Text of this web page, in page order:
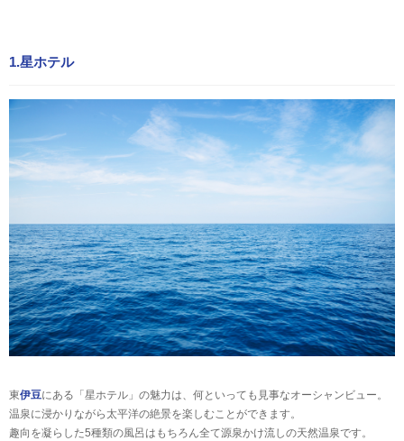
1.星ホテル
東伊豆にある「星ホテル」の魅力は、何といっても見事なオーシャンビュー。
温泉に浸かりながら太平洋の絶景を楽しむことができます。
趣向を凝らした5種類の風呂はもちろん全て源泉かけ流しの天然温泉です。